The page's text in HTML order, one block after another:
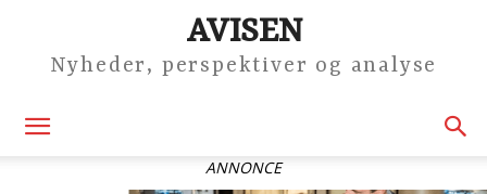
AVISEN
Nyheder, perspektiver og analyse
ANNONCE